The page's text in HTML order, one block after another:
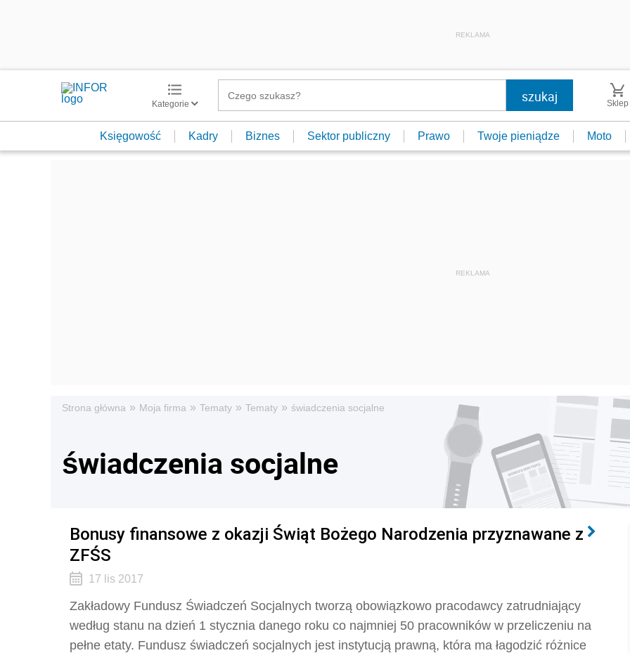
REKLAMA
Kategorie Sklep
Księgowość Kadry Biznes Sektor publiczny Prawo Twoje pieniądze Moto
Strona główna » Moja firma » Tematy » Tematy » świadczenia socjalne
świadczenia socjalne
Bonusy finansowe z okazji Świąt Bożego Narodzenia przyznawane z
ZFŚS
17 lis 2017
Zakładowy Fundusz Świadczeń Socjalnych tworzą obowiązkowo pracodawcy zatrudniający
według stanu na dzień 1 stycznia danego roku co najmniej 50 pracowników w przeliczeniu na
pełne etaty. Fundusz świadczeń socjalnych jest instytucją prawną, która ma łagodzić różnice